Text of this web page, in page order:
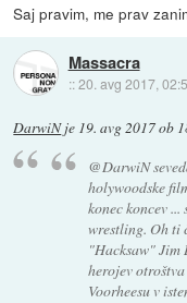
Saj pravim, me prav
Massacra
::20. avg 2017,
DarwiNje 19. avg 2017 ob
@DarwiN
holywoodske
konec koncev
wrestling. Oh ti
"Hacksaw" Jim
herojev
Voorheesu v